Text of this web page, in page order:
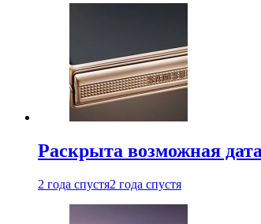
Раскрыта возможная
2 года спустя2 года спустя